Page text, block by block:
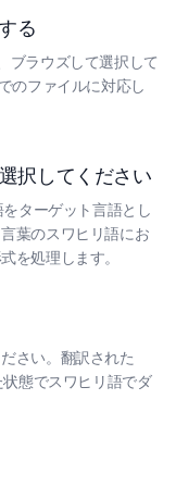
る
ブラウズして選択して
のファイルに対応し
択してください
ターゲット言語とし
葉のスワヒリ語にお
を処理します。
さい。翻訳された
態でスワヒリ語でダ